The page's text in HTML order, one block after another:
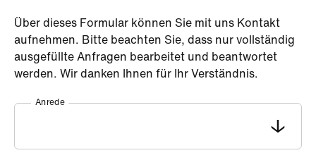
Über dieses Formular können Sie mit uns Kontakt
aufnehmen. Bitte beachten Sie, dass nur vollständig
ausgefüllte Anfragen bearbeitet und beantwortet
werden. Wir danken Ihnen für Ihr Verständnis.
Anrede
Fax